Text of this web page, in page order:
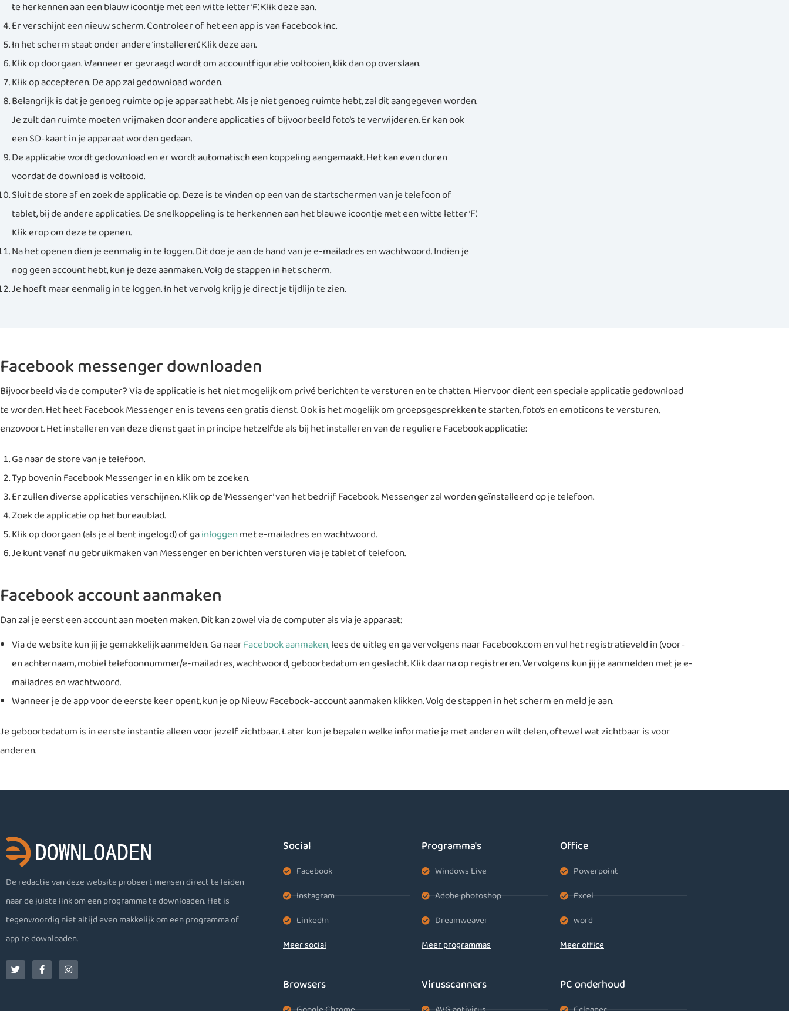
te herkennen aan een blauw icoontje met een witte letter ‘F’. Klik deze aan.
Er verschijnt een nieuw scherm. Controleer of het een app is van Facebook Inc.
In het scherm staat onder andere ‘installeren’. Klik deze aan.
Klik op doorgaan. Wanneer er gevraagd wordt om accountfiguratie voltooien, klik dan op overslaan.
Klik op accepteren. De app zal gedownload worden.
Belangrijk is dat je genoeg ruimte op je apparaat hebt. Als je niet genoeg ruimte hebt, zal dit aangegeven worden.
Je zult dan ruimte moeten vrijmaken door andere applicaties of bijvoorbeeld foto’s te verwijderen. Er kan ook
een SD-kaart in je apparaat worden gedaan.
De applicatie wordt gedownload en er wordt automatisch een koppeling aangemaakt. Het kan even duren
voordat de download is voltooid.
Sluit de store af en zoek de applicatie op. Deze is te vinden op een van de startschermen van je telefoon of
tablet, bij de andere applicaties. De snelkoppeling is te herkennen aan het blauwe icoontje met een witte letter ‘F’.
Klik erop om deze te openen.
Na het openen dien je eenmalig in te loggen. Dit doe je aan de hand van je e-mailadres en wachtwoord. Indien je
nog geen account hebt, kun je deze aanmaken. Volg de stappen in het scherm.
Je hoeft maar eenmalig in te loggen. In het vervolg krijg je direct je tijdlijn te zien.
Facebook messenger downloaden
Bijvoorbeeld via de computer? Via de applicatie is het niet mogelijk om privé berichten te versturen en te chatten. Hiervoor dient een speciale applicatie gedownload
te worden. Het heet Facebook Messenger en is tevens een gratis dienst. Ook is het mogelijk om groepsgesprekken te starten, foto’s en emoticons te versturen,
enzovoort. Het installeren van deze dienst gaat in principe hetzelfde als bij het installeren van de reguliere Facebook applicatie:
Ga naar de store van je telefoon.
Typ bovenin Facebook Messenger in en klik om te zoeken.
Er zullen diverse applicaties verschijnen. Klik op de ‘Messenger’ van het bedrijf Facebook. Messenger zal worden geïnstalleerd op je telefoon.
Zoek de applicatie op het bureaublad.
Klik op doorgaan (als je al bent ingelogd) of gainloggenmet e-mailadres en wachtwoord.
Je kunt vanaf nu gebruikmaken van Messenger en berichten versturen via je tablet of telefoon.
Facebook account aanmaken
Dan zal je eerst een account aan moeten maken. Dit kan zowel via de computer als via je apparaat:
Via de website kun jij je gemakkelijk aanmelden. Ga naarFacebook aanmaken,lees de uitleg en ga vervolgens naar Facebook.com en vul het registratieveld in (voor-
en achternaam, mobiel telefoonnummer/e-mailadres, wachtwoord, geboortedatum en geslacht. Klik daarna op registreren. Vervolgens kun jij je aanmelden met je e-
mailadres en wachtwoord.
Wanneer je de app voor de eerste keer opent, kun je op Nieuw Facebook-account aanmaken klikken. Volg de stappen in het scherm en meld je aan.
Je geboortedatum is in eerste instantie alleen voor jezelf zichtbaar. Later kun je bepalen welke informatie je met anderen wilt delen, oftewel wat zichtbaar is voor
anderen.
De redactie van deze website probeert mensen direct te leiden
naar de juiste link om een programma te downloaden. Het is
tegenwoordig niet altijd even makkelijk om een programma of
app te downloaden.
Social
Facebook
Instagram
LinkedIn
Meer social
Browsers
Programma's
Windows Live
Adobe photoshop
Dreamweaver
Meer programmas
Virusscanners
Office
Powerpoint
Excel
word
Meer office
PC onderhoud